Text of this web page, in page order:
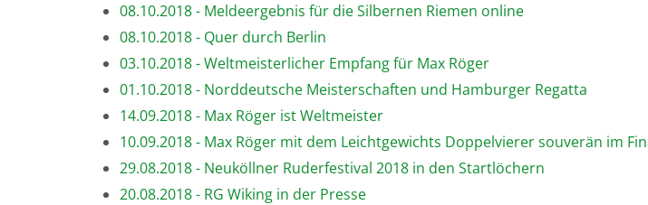
08.10.2018 - Meldeergebnis für die Silbernen Riemen online
08.10.2018 - Quer durch Berlin
03.10.2018 - Weltmeisterlicher Empfang für Max Röger
01.10.2018 - Norddeutsche Meisterschaften und Hamburger Regatta
14.09.2018 - Max Röger ist Weltmeister
10.09.2018 - Max Röger mit dem Leichtgewichts Doppelvierer souverän im
29.08.2018 - Neuköllner Ruderfestival 2018 in den Startlöchern
20.08.2018 - RG Wiking in der Presse